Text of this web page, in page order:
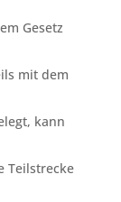
Gesetz
mit dem
kann
Teilstrecke